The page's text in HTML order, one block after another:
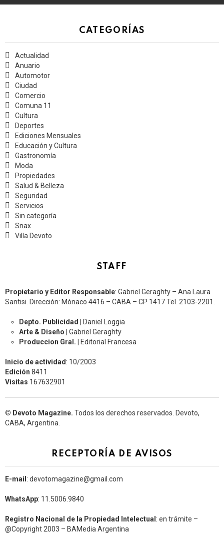
CATEGORÍAS
Actualidad
Anuario
Automotor
Ciudad
Comercio
Comuna 11
Cultura
Deportes
Ediciones Mensuales
Educación y Cultura
Gastronomía
Moda
Propiedades
Salud & Belleza
Seguridad
Servicios
Sin categoría
Snax
Villa Devoto
STAFF
Propietario y Editor Responsable: Gabriel Geraghty – Ana Laura
Santisi. Dirección: Mónaco 4416 – CABA – CP 1417Tel. 2103-2201.
Depto. Publicidad |
Daniel Loggia
Arte & Diseño | Gabriel Geraghty
Produccion Gral. |
Editorial Francesa
Inicio de actividad: 10/2003
Edición 8411
Visitas 167632901
© Devoto Magazine. Todos los derechos reservados. Devoto,
CABA, Argentina.
RECEPTORÍA DE AVISOS
E-mail : devotomagazine@gmail.com
WhatsApp: 11.5006.9840
Registro Nacional de la Propiedad Intelectual : en trámite –
@Copyright 2003 – BAMedia Argentina